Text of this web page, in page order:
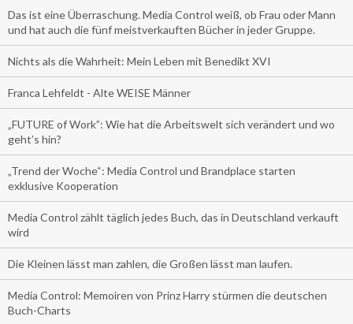
Das ist eine Überraschung. Media Control weiß, ob Frau oder Mann
und hat auch die fünf meistverkauften Bücher in jeder Gruppe.
Nichts als die Wahrheit: Mein Leben mit Benedikt XVI
Franca Lehfeldt - Alte WEISE Männer
„FUTURE of Work”: Wie hat die Arbeitswelt sich verändert und wo
geht’s hin?
„Trend der Woche“: Media Control und Brandplace starten
exklusive Kooperation
Media Control zählt täglich jedes Buch, das in Deutschland verkauft
wird
Die Kleinen lässt man zahlen, die Großen lässt man laufen.
Media Control: Memoiren von Prinz Harry stürmen die deutschen
Buch-Charts